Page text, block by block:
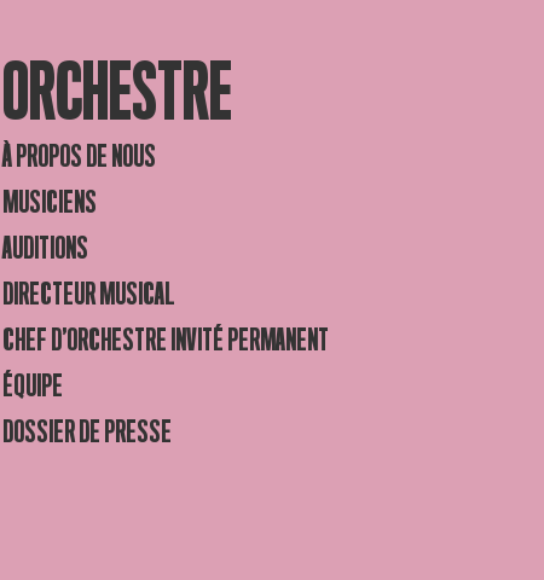
ORCHESTRE
À PROPOS DE NOUS
MUSICIENS
AUDITIONS
DIRECTEUR MUSICAL
CHEF D’ORCHESTRE INVITÉ PERMANENT
ÉQUIPE
DOSSIER DE PRESSE